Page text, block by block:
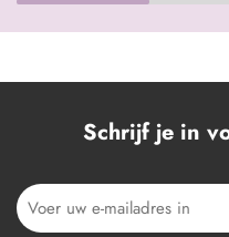
Schrijf je in